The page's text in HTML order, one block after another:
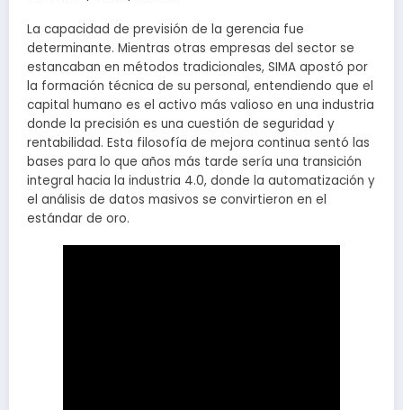
La capacidad de previsión de la gerencia fue
determinante. Mientras otras empresas del sector se
estancaban en métodos tradicionales, SIMA apostó por
la formación técnica de su personal, entendiendo que el
capital humano es el activo más valioso en una industria
donde la precisión es una cuestión de seguridad y
rentabilidad. Esta filosofía de mejora continua sentó las
bases para lo que años más tarde sería una transición
integral hacia la industria 4.0, donde la automatización y
el análisis de datos masivos se convirtieron en el
estándar de oro.